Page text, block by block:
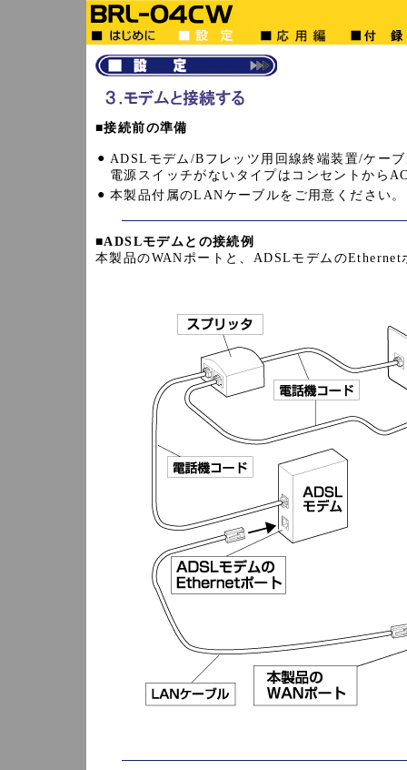
■接続前の準備
● ADSLモデム/Bフレッツ用回線終端装置/ケー
電源スイッチがないタイプはコンセントから
● 本製品付属のLANケーブルをご用意ください。
■ADSLモデムとの接続例
本製品のWANポートと、ADSLモデムの